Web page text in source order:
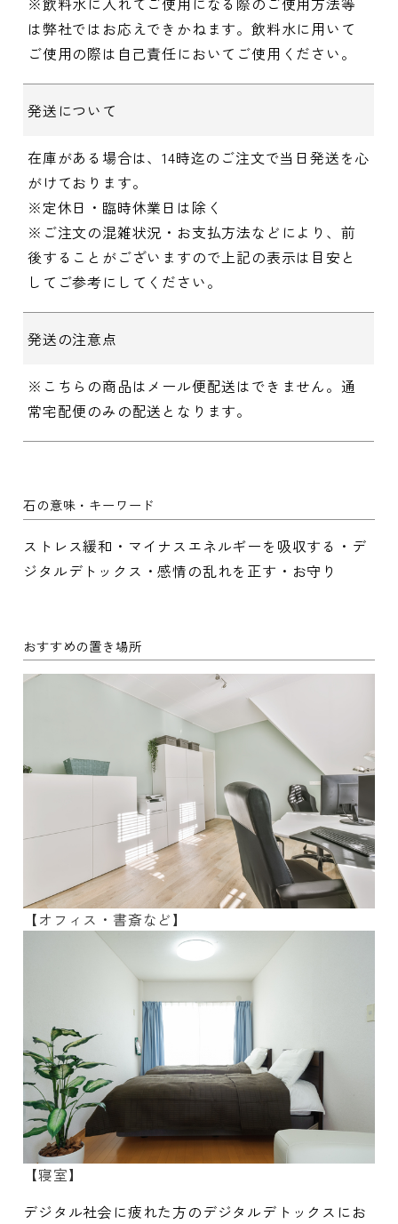
は弊社ではお応えできかねます。飲料水に用いて
ご使用の際は自己責任においてご使用ください。
発送について
在庫がある場合は、14時迄のご注文で当日発送を心
がけております。
※定休日・臨時休業日は除く
※ご注文の混雑状況・お支払方法などにより、前
後することがございますので上記の表示は目安と
してご参考にしてください。
発送の注意点
※こちらの商品はメール便配送はできません。通
常宅配便のみの配送となります。
石の意味・キーワード
ストレス緩和・マイナスエネルギーを吸収する・デ
ジタルデトックス・感情の乱れを正す・お守り
おすすめの置き場所
【オフィス・書斎など】
【寝室】
デジタル社会に疲れた方のデジタルデトックスにお